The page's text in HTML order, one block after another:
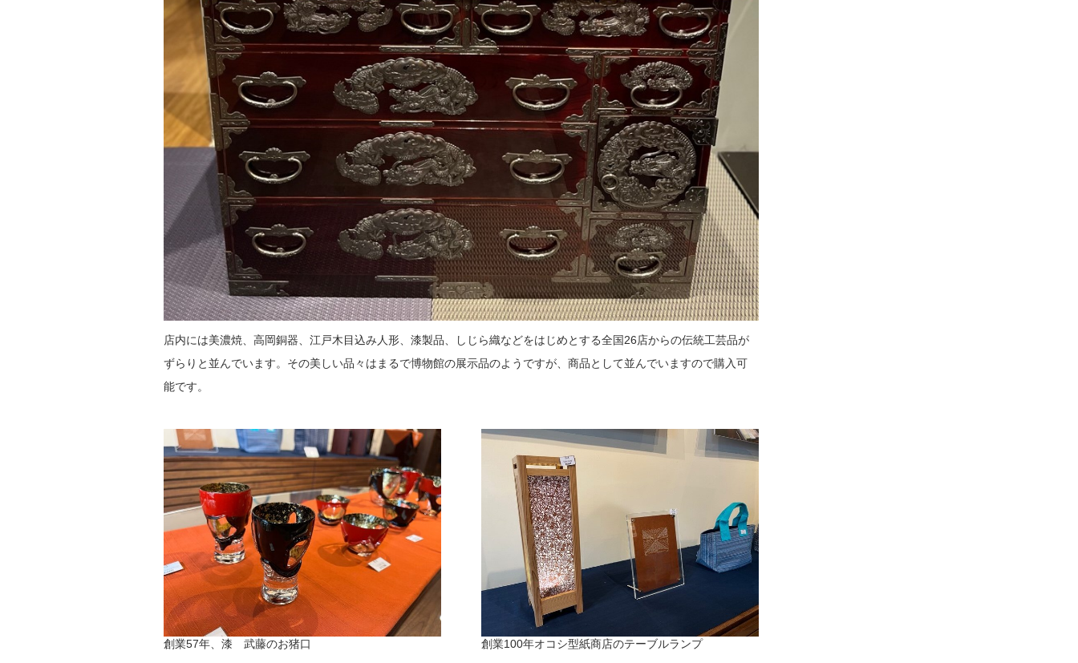
店内には美濃焼、高岡銅器、江戸木目込み人形、漆製品、しじら織などをはじめとする全国26店からの伝統工芸品が
ずらりと並んでいます。その美しい品々はまるで博物館の展示品のようですが、商品として並んでいますので購入可
能です。
創業57年、漆 武藤のお猪口 創業100年オコシ型紙商店のテーブルランプ